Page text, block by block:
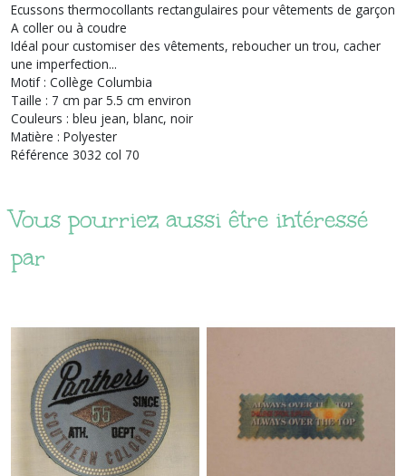
Ecussons thermocollants rectangulaires pour vêtements de garçon
A coller ou à coudre
Idéal pour customiser des vêtements, reboucher un trou, cacher
une imperfection...
Motif : Collège Columbia
Taille : 7 cm par 5.5 cm environ
Couleurs : bleu jean, blanc, noir
Matière : Polyester
Référence 3032 col 70
Vous pourriez aussi être intéressé
par